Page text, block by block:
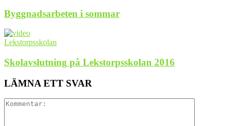
Byggnadsarbeten i sommar
Lekstorpsskolan
Skolavslutning på Lekstorpsskolan 2016
LÄMNA ETT SVAR